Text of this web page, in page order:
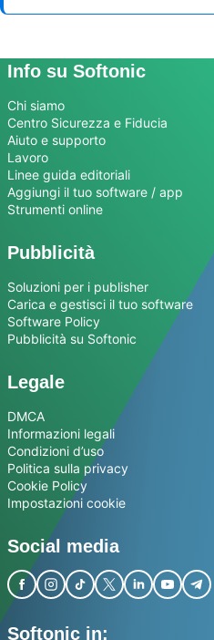
Info su Softonic
Chi siamo
Centro Sicurezza e Fiducia
Aiuto e supporto
Lavoro
Linee guida editoriali
Aggiungi il tuo software / app
Strumenti online
Pubblicità
Soluzioni per i publisher
Carica e gestisci il tuo software
Software Policy
Pubblicità su Softonic
Legale
DMCA
Informazioni legali
Condizioni d’uso
Politica sulla privacy
Cookie Policy
Impostazioni cookie
Social media
Softonic in: